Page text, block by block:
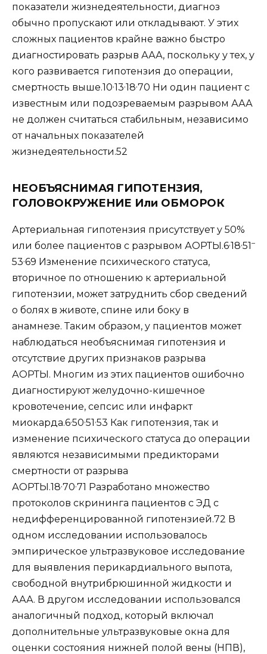
показатели жизнедеятельности, диагноз
обычно пропускают или откладывают. У этих
сложных пациентов крайне важно быстро
диагностировать разрыв ААА, поскольку у тех, у
кого развивается гипотензия до операции,
смертность выше.10 13 18 70 Ни один пациент с
известным или подозреваемым разрывом ААА
не должен считаться стабильным, независимо
от начальных показателей
жизнедеятельности.52
НЕОБЪЯСНИМАЯ ГИПОТЕНЗИЯ,
ГОЛОВОКРУЖЕНИЕ Или ОБМОРОК
Артериальная гипотензия присутствует у 50%
или более пациентов с разрывом АОРТЫ.618 51–
53 69 Изменение психического статуса,
вторичное по отношению к артериальной
гипотензии, может затруднить сбор сведений
о болях в животе, спине или боку в
анамнезе. Таким образом, у пациентов может
наблюдаться необъяснимая гипотензия и
отсутствие других признаков разрыва
АОРТЫ. Многим из этих пациентов ошибочно
диагностируют желудочно-кишечное
кровотечение, сепсис или инфаркт
миокарда.650 51 53 Как гипотензия, так и
изменение психического статуса до операции
являются независимыми предикторами
смертности от разрыва
АОРТЫ.18 70 71 Разработано множество
протоколов скрининга пациентов с ЭД с
недифференцированной гипотензией.72 В
одном исследовании использовалось
эмпирическое ультразвуковое исследование
для выявления перикардиального выпота,
свободной внутрибрюшинной жидкости и
ААА. В другом исследовании использовался
аналогичный подход, который включал
дополнительные ультразвуковые окна для
оценки состояния нижней полой вены (НПВ),